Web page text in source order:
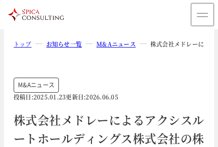
トップ お知らせ一覧 M&Aニュース 株式会社メドレーによ
M&Aニュース
投稿日:2025.01.23更新日:2026.06.05
株式会社メドレーによるアクシスル
ートホールディングス株式会社の株